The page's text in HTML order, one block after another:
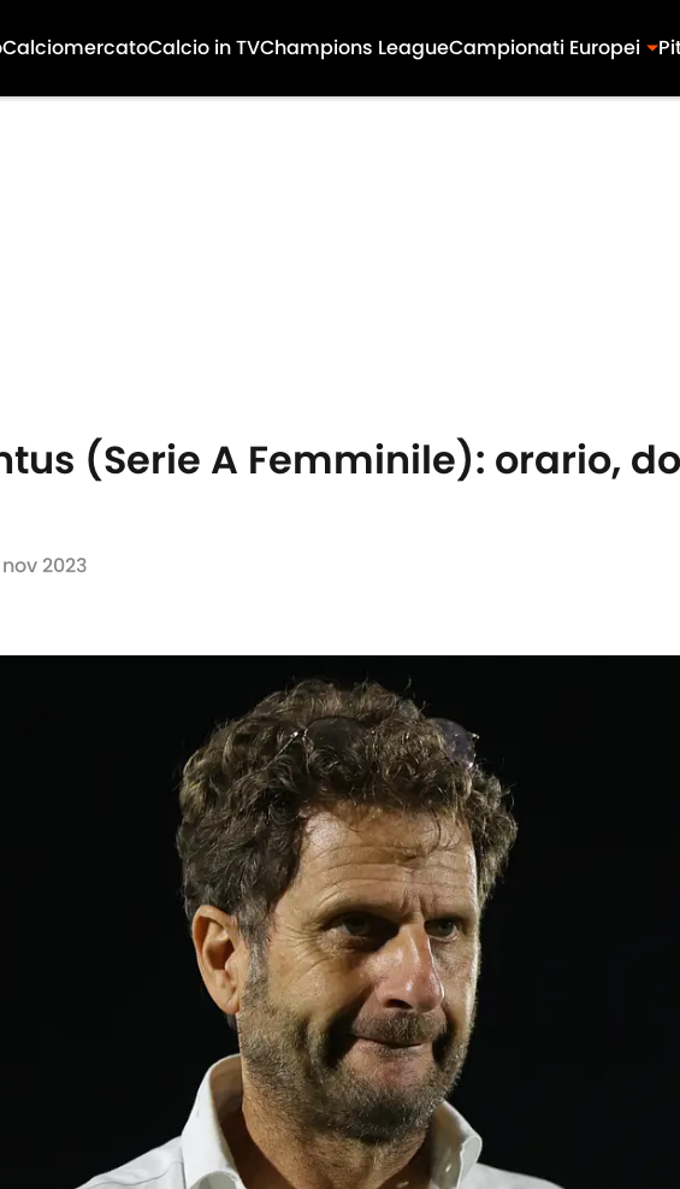
CalciomercatoCalcio in TVChampions LeagueCampionati Europei
(Serie A Femminile): orario,
2023